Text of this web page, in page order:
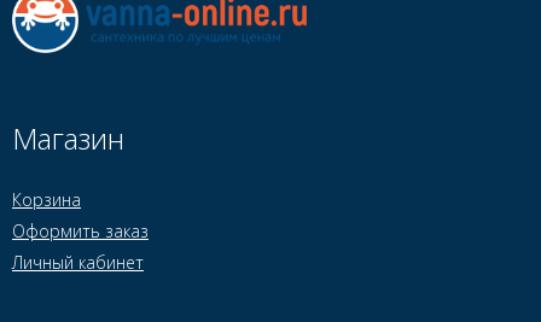
Магазин
Корзина
Оформить заказ
Личный кабинет